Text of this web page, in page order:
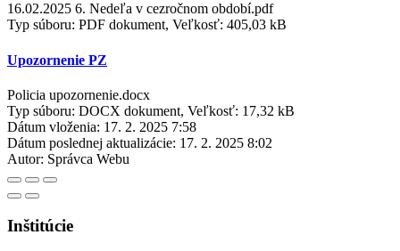
16.02.2025 6. Nedeľa v cezročnom období.pdf
Typ súboru: PDF dokument, Veľkosť: 405,03 kB
Upozornenie PZ
Policia upozornenie.docx
Typ súboru: DOCX dokument, Veľkosť: 17,32 kB
Dátum vloženia: 17. 2. 2025 7:58
Dátum poslednej aktualizácie: 17. 2. 2025 8:02
Autor: Správca Webu
Inštitúcie